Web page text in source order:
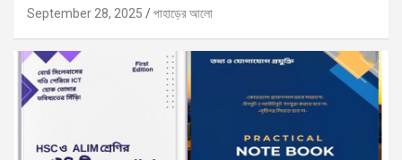
September 28, 2025
পাহাড়ের আলো